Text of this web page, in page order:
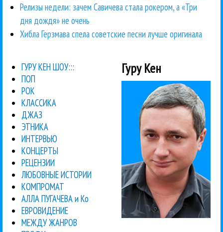
Релизы недели: зачем Савичева стала рокером, а «Три
дня дождя» не очень
Хибла Герзмава спела советские песни лучше оригинала
ГУРУ КЕН ШОУ:::
ПОП
РОК
КЛАССИКА
ДЖАЗ
ЭТНИКА
ИНТЕРВЬЮ
КОНЦЕРТЫ
РЕЦЕНЗИИ
ЛЮБОВНЫЕ ИСТОРИИ
КОМПРОМАТ
АЛЛА ПУГАЧЕВА и Ко
ЕВРОВИДЕНИЕ
МЕЖДУ ЖАНРОВ
Гуру Кен